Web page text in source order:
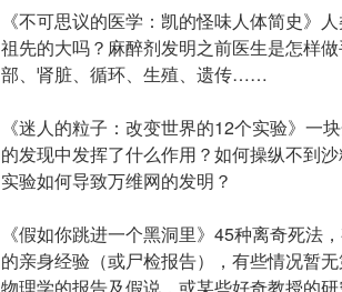
《不可思议的医学：凯的怪味人体简史》
祖先的大吗？麻醉剂发明之前医生是怎样
部、肾脏、循环、生殖、遗传……
《迷人的粒子：改变世界的12个实验》一
的发现中发挥了什么作用？如何操纵不到
实验如何导致万维网的发明？
《假如你跳进一个黑洞里》45种离奇死法
的亲身经验（或尸检报告），有些情况暂